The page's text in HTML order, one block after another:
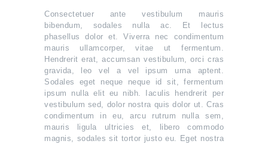
Consectetuer ante vestibulum mauris
bibendum, sodales nulla ac. Et lectus
phasellus dolor et. Viverra nec condimentum
mauris ullamcorper, vitae ut fermentum.
Hendrerit erat, accumsan vestibulum, orci cras
gravida, leo vel a vel ipsum urna aptent.
Sodales eget neque neque id sit, fermentum
ipsum nulla elit eu nibh. Iaculis hendrerit per
vestibulum sed, dolor nostra quis dolor ut. Cras
condimentum in eu, arcu rutrum nulla sem,
mauris ligula ultricies et, libero commodo
magnis, sodales sit tortor justo eu. Eget nostra